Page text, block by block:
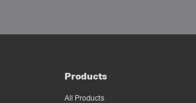
Products
All Products